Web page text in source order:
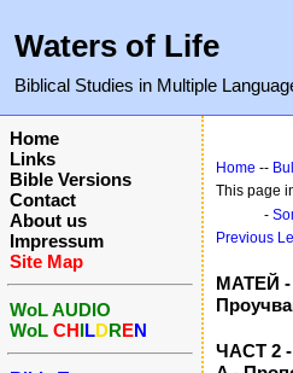
Waters of Life
Biblical Studies in Multiple
Home
Links
Bible Versions
Contact
About us
Impressum
Site Map
WoL AUDIO
WoL CHILDREN
Home --
This page
-
Previous
МАТЕЙ -
ЧАСТ 2